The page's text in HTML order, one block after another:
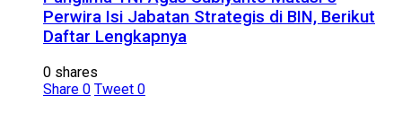
Perwira Isi Jabatan Strategis di BIN, Berikut
Daftar Lengkapnya
0 shares
Share 0 Tweet 0